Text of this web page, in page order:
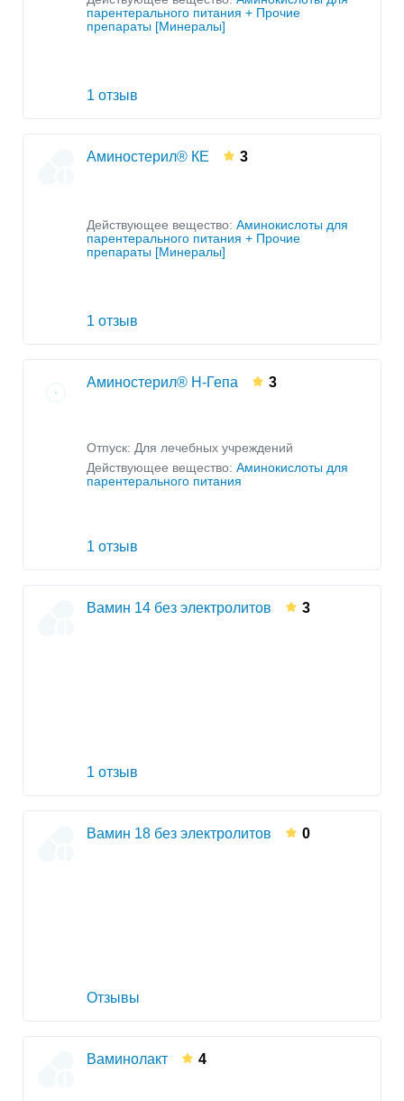
парентерального питания + Прочие
препараты [Минералы]
1 отзыв
Аминостерил® КЕ 3
Действующее вещество: Аминокислоты для
парентерального питания + Прочие
препараты [Минералы]
1 отзыв
Аминостерил® Н-Гепа 3
Отпуск: Для лечебных учреждений
Действующее вещество: Аминокислоты для
парентерального питания
1 отзыв
Вамин 14 без электролитов 3
1 отзыв
Вамин 18 без электролитов 0
Отзывы
Ваминолакт 4